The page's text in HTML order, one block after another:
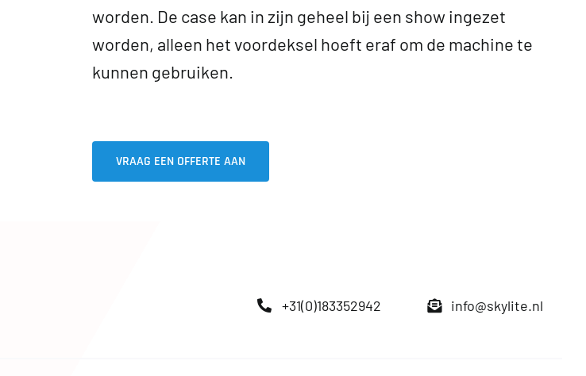
worden. De case kan in zijn geheel bij een show ingezet
worden, alleen het voordeksel hoeft eraf om de machine te
kunnen gebruiken.
VRAAG EEN OFFERTE AAN
+31(0)183352942 info@skylite.nl